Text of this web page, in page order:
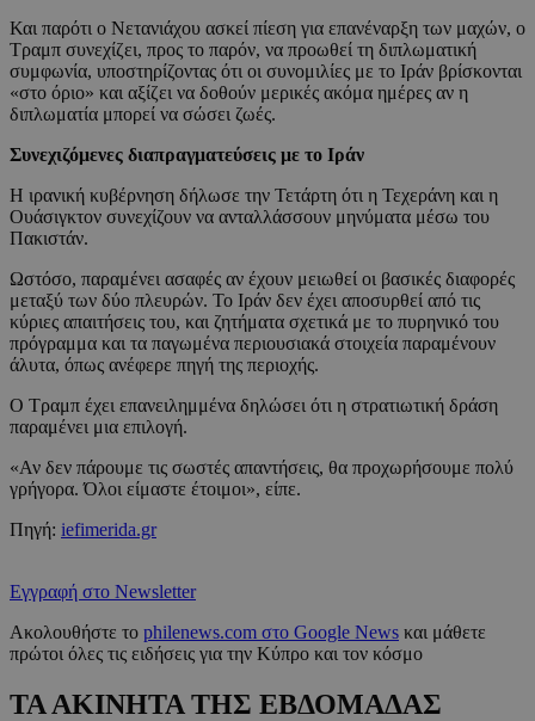
Και παρότι ο Νετανιάχου ασκεί πίεση για επανέναρξη των μαχών, ο
Τραμπ συνεχίζει, προς το παρόν, να προωθεί τη διπλωματική
συμφωνία, υποστηρίζοντας ότι οι συνομιλίες με το Ιράν βρίσκονται
«στο όριο» και αξίζει να δοθούν μερικές ακόμα ημέρες αν η
διπλωματία μπορεί να σώσει ζωές.
Συνεχιζόμενες διαπραγματεύσεις με το Ιράν
Η ιρανική κυβέρνηση δήλωσε την Τετάρτη ότι η Τεχεράνη και η
Ουάσιγκτον συνεχίζουν να ανταλλάσσουν μηνύματα μέσω του
Πακιστάν.
Ωστόσο, παραμένει ασαφές αν έχουν μειωθεί οι βασικές διαφορές
μεταξύ των δύο πλευρών. Το Ιράν δεν έχει αποσυρθεί από τις
κύριες απαιτήσεις του, και ζητήματα σχετικά με το πυρηνικό του
πρόγραμμα και τα παγωμένα περιουσιακά στοιχεία παραμένουν
άλυτα, όπως ανέφερε πηγή της περιοχής.
Ο Τραμπ έχει επανειλημμένα δηλώσει ότι η στρατιωτική δράση
παραμένει μια επιλογή.
«Αν δεν πάρουμε τις σωστές απαντήσεις, θα προχωρήσουμε πολύ
γρήγορα. Όλοι είμαστε έτοιμοι», είπε.
Πηγή: iefimerida.gr
Εγγραφή στο Newsletter
Ακολουθήστε το philenews.com στο Google News και μάθετε
πρώτοι όλες τις ειδήσεις για την Κύπρο και τον κόσμο
ΤΑ ΑΚΙΝΗΤΑ ΤΗΣ ΕΒΔΟΜΑΔΑΣ